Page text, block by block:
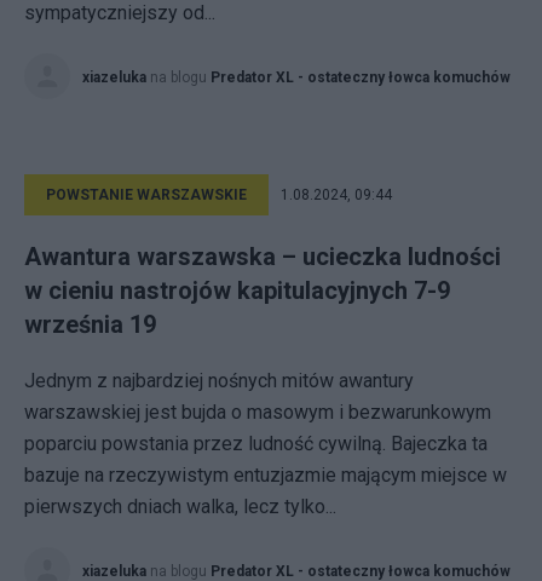
sympatyczniejszy od...
xiazeluka na blogu Predator XL - ostateczny łowca komuchów
POWSTANIE WARSZAWSKIE 1.08.2024, 09:44
Awantura warszawska – ucieczka ludności
w cieniu nastrojów kapitulacyjnych 7-9
września 19
Jednym z najbardziej nośnych mitów awantury
warszawskiej jest bujda o masowym i bezwarunkowym
poparciu powstania przez ludność cywilną. Bajeczka ta
bazuje na rzeczywistym entuzjazmie mającym miejsce w
pierwszych dniach walka, lecz tylko...
xiazeluka na blogu Predator XL - ostateczny łowca komuchów